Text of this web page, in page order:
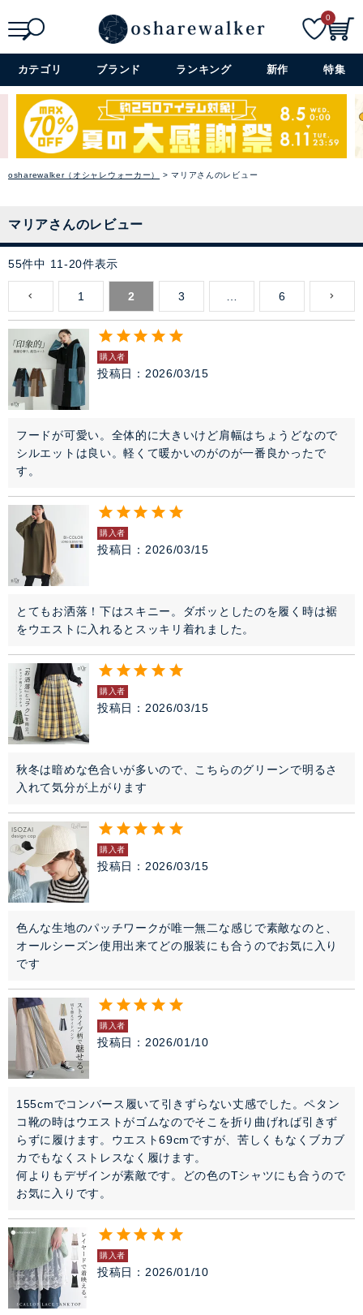
詳細検索+
0
カテゴリ ブランド ランキング 新作 特集
osharewalker（オシャレウォーカー） マリアさんのレビュー
マリアさんのレビュー
55件中 11 -20件表示
1 2 3 6
購入者
投稿日 2026/03/15
フードが可愛い。全体的に大きいけど肩幅はちょうどなので
シルエットは良い。軽くて暖かいのがのが一番良かったで
す。
購入者
投稿日 2026/03/15
とてもお洒落！下はスキニー。ダボッとしたのを履く時は裾
をウエストに入れるとスッキリ着れました。
購入者
投稿日 2026/03/15
秋冬は暗めな色合いが多いので、こちらのグリーンで明るさ
入れて気分が上がります
購入者
投稿日 2026/03/15
色んな生地のパッチワークが唯一無二な感じで素敵なのと、
オールシーズン使用出来てどの服装にも合うのでお気に入り
です
購入者
投稿日 2026/01/10
155cmでコンバース履いて引きずらない丈感でした。ペタン
コ靴の時はウエストがゴムなのでそこを折り曲げれば引きず
らずに履けます。ウエスト69cmですが、苦しくもなくブカブ
カでもなくストレスなく履けます。
何よりもデザインが素敵です。どの色のTシャツにも合うので
お気に入りです。
購入者
投稿日 2026/01/10